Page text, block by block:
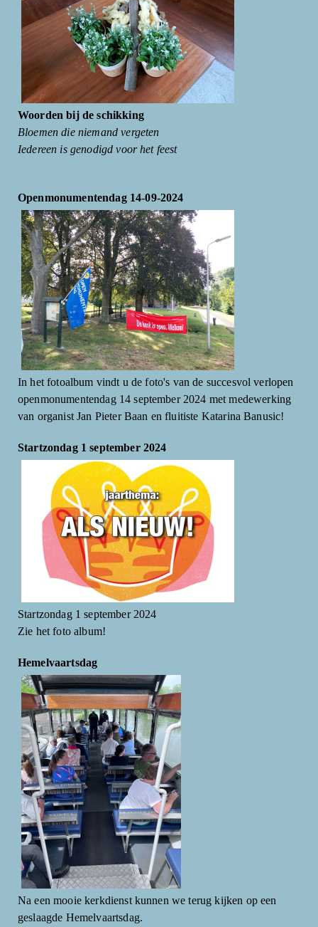
Woorden bij de schikking
Bloemen die niemand vergeten
Iedereen is genodigd voor het feest
Openmonumentendag 14-09-2024
In het fotoalbum vindt u de foto's van de succesvol verlopen
openmonumentendag 14 september 2024 met medewerking
van organist Jan Pieter Baan en fluitiste Katarina Banusic!
Startzondag 1 september 2024
Startzondag 1 september 2024
Zie het foto album!
Hemelvaartsdag
Na een mooie kerkdienst kunnen we terug kijken op een
geslaagde Hemelvaartsdag.